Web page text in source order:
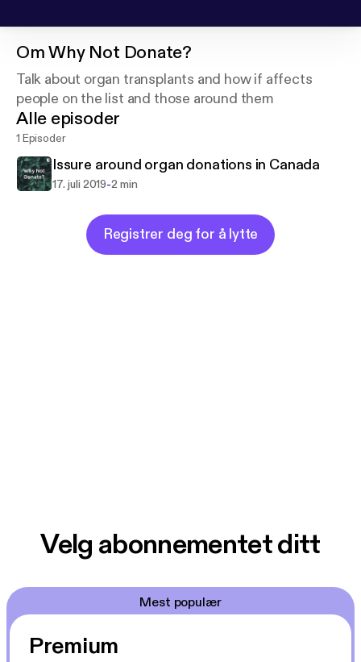
OmWhy Not Donate?
Talk about organ transplants and how if affects
people on the list and those around them
Alle episoder
1 Episoder
Issure around organ donations in Canada
17. juli 2019-2 min
Registrer deg for å lytte
Velg abonnementet ditt
Mest populær
Premium